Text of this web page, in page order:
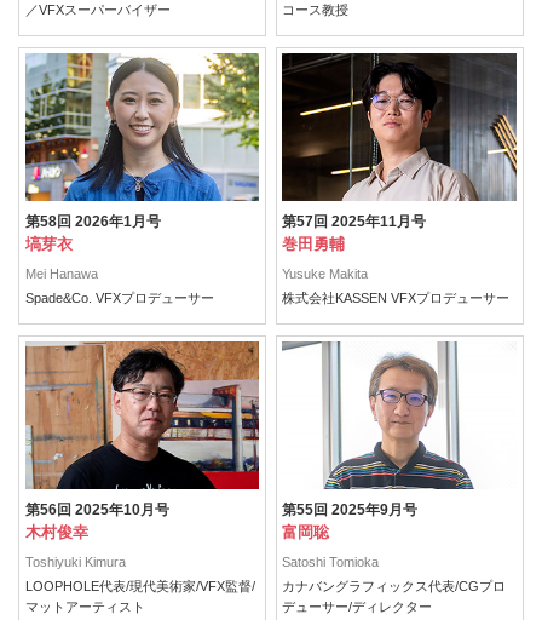
／VFXスーパーバイザー
コース教授
第58回 2026年1月号
塙芽衣
Mei Hanawa
Spade&Co. VFXプロデューサー
第57回 2025年11月号
巻田勇輔
Yusuke Makita
株式会社KASSEN VFXプロデューサー
第56回 2025年10月号
木村俊幸
Toshiyuki Kimura
LOOPHOLE代表/現代美術家/VFX監督/
マットアーティスト
第55回 2025年9月号
富岡聡
Satoshi Tomioka
カナバングラフィックス代表/CGプロ
デューサー/ディレクター